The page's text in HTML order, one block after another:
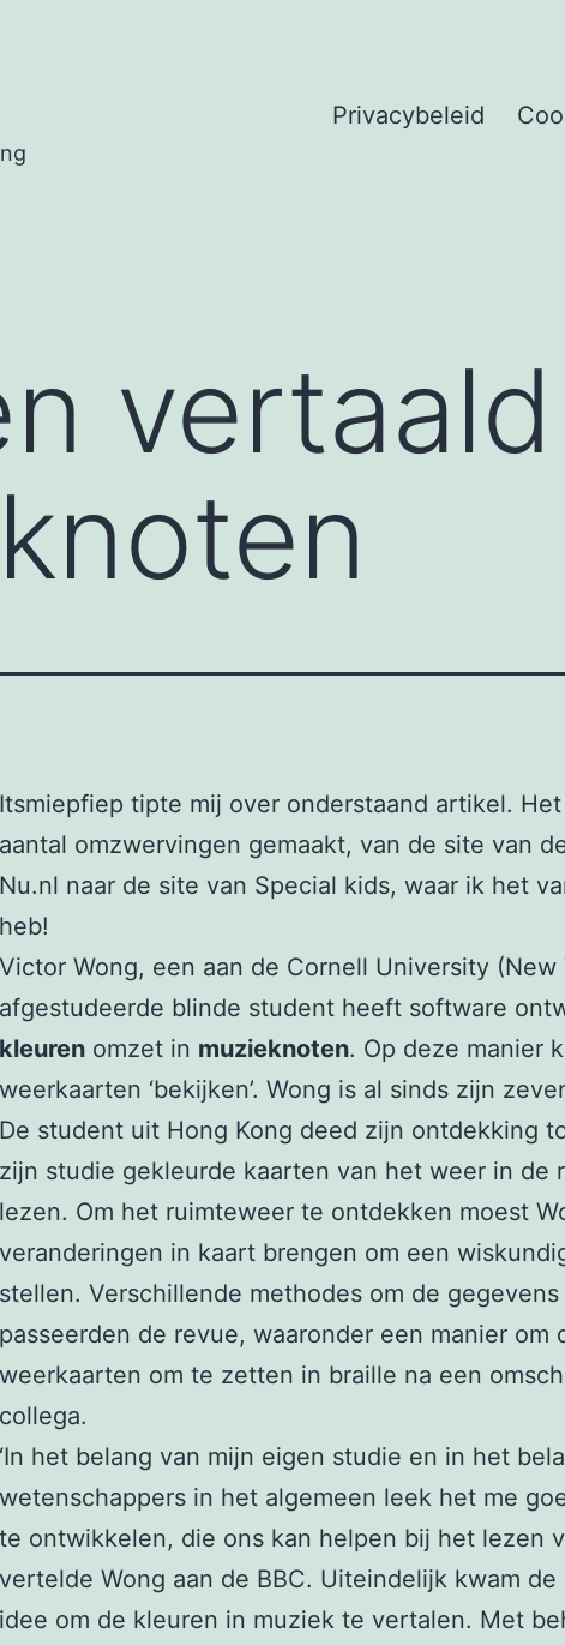
Privacybeleid
Itsmiepfiep tipte mij over onderstaand artikel.
aantal omzwervingen gemaakt, van de site van
Nu.nl naar de site van Special kids, waar ik het
heb!
Victor Wong, een aan de Cornell University (New
afgestudeerde blinde student heeft software
kleuren omzet in muzieknoten. Op deze manier
weerkaarten ‘bekijken’. Wong is al sinds zijn
De student uit Hong Kong deed zijn ontdekking
zijn studie gekleurde kaarten van het weer in de
lezen. Om het ruimteweer te ontdekken moest
veranderingen in kaart brengen om een
stellen. Verschillende methodes om de
passeerden de revue, waaronder een manier om
weerkaarten om te zetten in braille na een
collega.
‘In het belang van mijn eigen studie en in het
wetenschappers in het algemeen leek het me
te ontwikkelen, die ons kan helpen bij het lezen
vertelde Wong aan de BBC. Uiteindelijk kwam
idee om de kleuren in muziek te vertalen. Met